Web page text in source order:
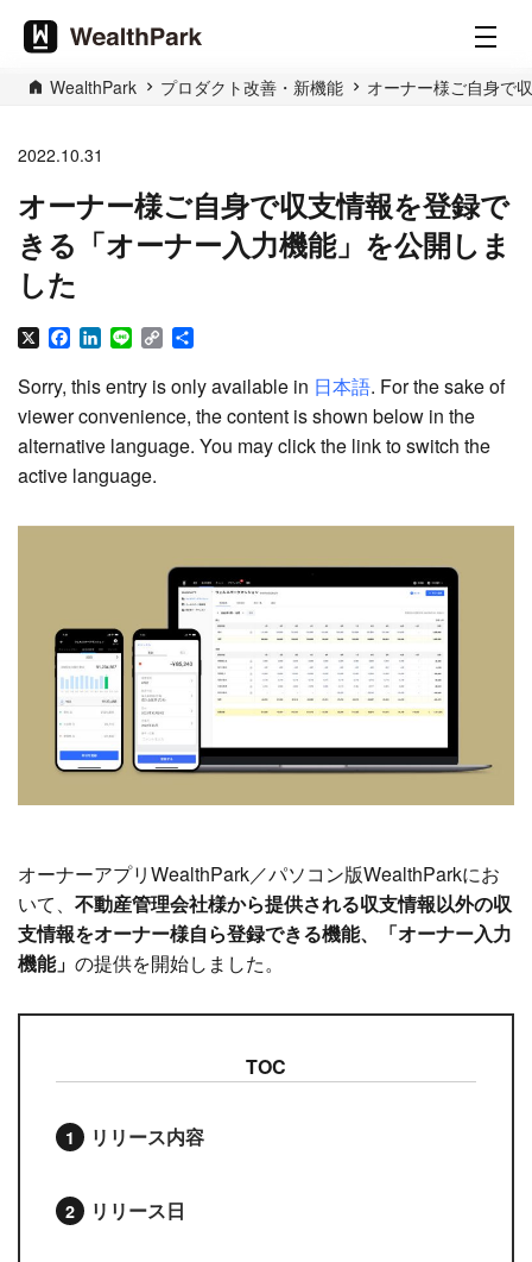
WealthPark プロダクト改善・新機能 オーナー様ご自身で
2022.10.31
オーナー様ご自身で収支情報を登録で
きる「オーナー入力機能」を公開しま
した
X Facebook
LinkedIn
Line Copy
Sorry, this entry is only available in 日本語. For the sake of
viewer convenience, the content is shown below in the
alternative language. You may click the link to switch the
active language.
オーナーアプリWealthPark／パソコン版WealthParkにお
いて、 不動産管理会社様から提供される収支情報以外の収
支情報をオーナー様自ら登録できる機能、「オーナー入力
機能」 の提供を開始しました。
TOC
リリース内容
リリース日